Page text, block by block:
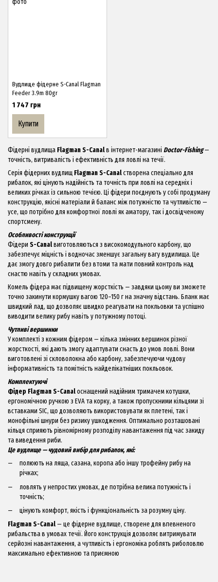
Вудлище фідерне S-Canal Flagman
Feeder 3.9m 80gr
1 747 грн
Купити
Фідерні вудлища Flagman S-Canalв інтернет-магазині Doctor-Fishing—
точність, витривалість і ефективність для ловлі на течії.
Серія фідерних вудлищ Flagman S-Canalстворена спеціально для
рибалок, які цінують надійність та точність при ловлі на середніх і
великих річках із сильною течією. Ці фідери поєднують у собі продуману
конструкцію, якісні матеріали й баланс між потужністю та чутливістю —
усе, що потрібно для комфортної ловлі як аматору, так і досвідченому
спортсмену.
Особливості конструкції
Фідери S-Canalвиготовляються з високомодульного карбону, що
забезпечує міцність і водночас зменшує загальну вагу вудилища. Це
дає змогу довго рибалити без втоми та мати повний контроль над
снастю навіть у складних умовах.
Комель фідера має підвищену жорсткість — завдяки цьому ви зможете
точно закинути кормушку вагою 120–150 г на значну відстань. Бланк має
швидкий лад, що дозволяє швидко реагувати на покльовки та успішно
виводити велику рибу навіть у потужному потоці.
Чутливі вершинки
У комплекті з кожним фідером — кілька змінних вершинок різної
жорсткості, які дають змогу адаптувати снасть до умов ловлі. Вони
виготовлені зі скловолокна або карбону, забезпечуючи чудову
інформативність та помітність найделікатніших покльовок.
Комплектуючі
Фідер Flagman S-Canalоснащений надійним тримачем котушки,
ергономічною ручкою з EVA та корку, а також пропускними кільцями зі
вставками SIC, що дозволяють використовувати як плетені, так і
монофільні шнури без ризику ушкодження. Оптимально розташовані
кільця сприяють рівномірному розподілу навантаження під час закиду
та виведення риби.
Це вудлище — чудовий вибір для рибалок, які:
полюють на ляща, сазана, коропа або іншу трофейну рибу на
річках;
ловлять у непростих умовах, де потрібна велика потужність і
точність;
цінують комфорт, якість і функціональність за розумну ціну.
Flagman S-Canal — це фідерне вудлище, створене для впевненого
рибальства в умовах течії. Його конструкція дозволяє витримувати
серйозні навантаження, а чутливість і ергономіка роблять риболовлю
максимально ефективною та приємною